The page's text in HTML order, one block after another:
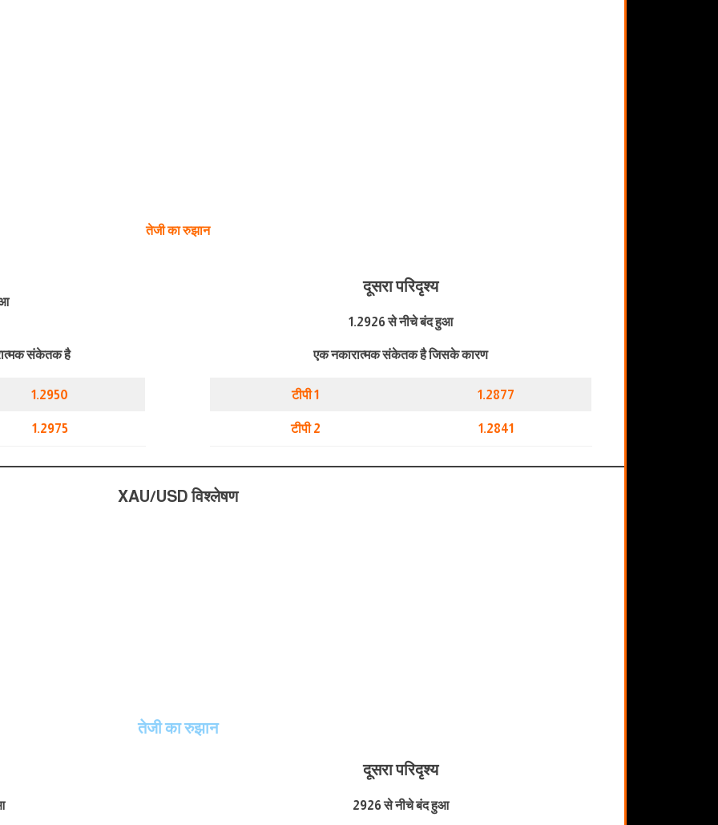
तेजी का रुझान
संकेतक है
1.2950
1.2975
दूसरा परिदृश्य
1.2926 से नीचे बंद हुआ
एक नकारात्मक संकेतक है जिसके कारण
टीपी 1 1.2877
टीपी 2 1.2841
XAU/USD विश्लेषण
तेजी का रुझान
दूसरा परिदृश्य
2926 से नीचे बंद हुआ